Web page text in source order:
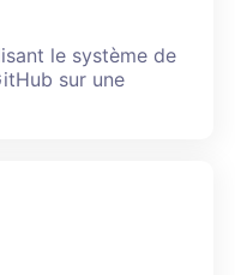
le système de
sur une